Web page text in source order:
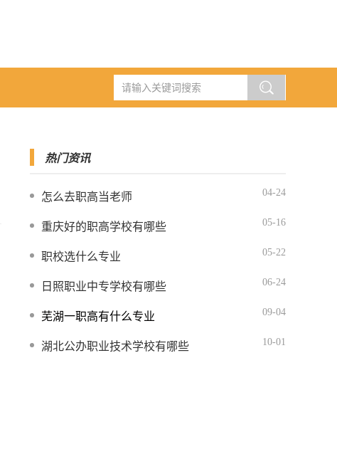
热门资讯
怎么去职高当老师 04-24
重庆好的职高学校有哪些 05-16
职校选什么专业 05-22
日照职业中专学校有哪些 06-24
芜湖一职高有什么专业 09-04
湖北公办职业技术学校有哪些 10-01